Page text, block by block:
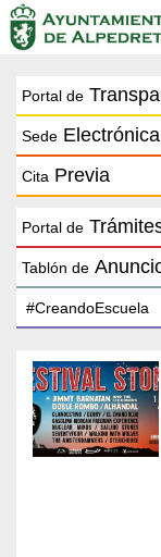
Portal de
Sede Electrónica
Cita Previa
Portal de
Tablón de